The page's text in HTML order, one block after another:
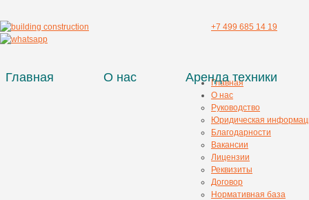
+7 499 685 14 19
Главная О нас Аренда техники
Главная
О нас
Руководство
Юридическая
Благодарности
Вакансии
Лицензии
Реквизиты
Договор
Нормативная база